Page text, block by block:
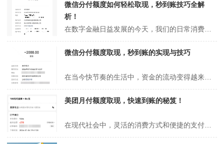
微信分付额度如何轻松取现，秒到账技巧全解
析！
微信分付额度取现，秒到账的实现与技巧
美团月付额度取现，快速到账的秘笈！